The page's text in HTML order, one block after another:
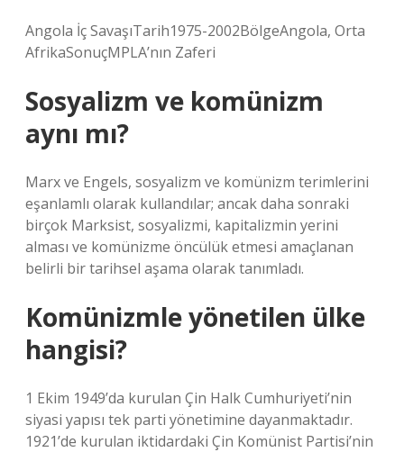
Angola İç SavaşıTarih1975-2002BölgeAngola, Orta
AfrikaSonuçMPLA’nın Zaferi
Sosyalizm ve komünizm
aynı mı?
Marx ve Engels, sosyalizm ve komünizm terimlerini
eşanlamlı olarak kullandılar; ancak daha sonraki
birçok Marksist, sosyalizmi, kapitalizmin yerini
alması ve komünizme öncülük etmesi amaçlanan
belirli bir tarihsel aşama olarak tanımladı.
Komünizmle yönetilen ülke
hangisi?
1 Ekim 1949’da kurulan Çin Halk Cumhuriyeti’nin
siyasi yapısı tek parti yönetimine dayanmaktadır.
1921’de kurulan iktidardaki Çin Komünist Partisi’nin